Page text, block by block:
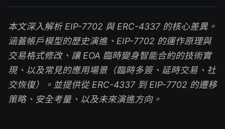
本文深入解析 EIP-7702 與 ERC-4337 的核心差異。
涵蓋帳戶模型的歷史演進、EIP-7702 的運作原理與
交易格式修改、讓 EOA 臨時變身智能合約的技術實
現、以及常見的應用場景（臨時多簽、延時交易、社
交恢復）。並提供從 ERC-4337 到 EIP-7702 的遷移
策略、安全考量、以及未來演進方向。